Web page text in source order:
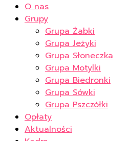
O nas
Grupy
Grupa Żabki
Grupa Jeżyki
Grupa Słoneczka
Grupa Motylki
Grupa Biedronki
Grupa Sówki
Grupa Pszczółki
Opłaty
Aktualności